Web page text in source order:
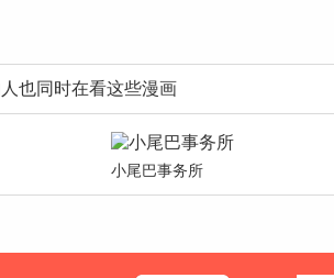
也同时在看这些漫画
小尾巴事务所